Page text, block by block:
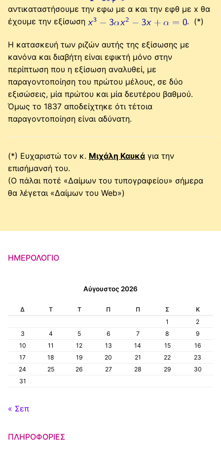
αντικαταστήσουμε την εφω με α και την εφθ με x θα
έχουμε την εξίσωση
. (*)
Η κατασκευή των ριζών αυτής της εξίσωσης με
κανόνα και διαβήτη είναι εφικτή μόνο στην
περίπτωση που η εξίσωση αναλυθεί, με
παραγοντοποίηση του πρώτου μέλους, σε δύο
εξισώσεις, μία πρώτου και μία δευτέρου βαθμού.
Όμως το 1837 αποδείχτηκε ότι τέτοια
παραγοντοποίηση είναι αδύνατη.
(*) Ευχαριστώ τον κ. Μιχάλη Καυκά για την
επισήμανσή του.
(Ο πάλαι ποτέ «Δαίμων του τυπογραφείου» σήμερα
θα λέγεται «Δαίμων του Web»)
ΗΜΕΡΟΛΌΓΙΟ
Αύγουστος 2026
Δ Τ Τ Π Π Σ
Κ
1
2
3
4 5 6 7 8
9
10
11 12 13 14 15
16
17
18 19 20 21 22
23
24
25 26 27 28 29
30
31
« Σεπ
ΠΛΗΡΟΦΟΡΊΕΣ